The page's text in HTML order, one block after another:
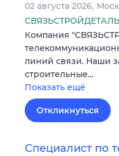
02 августа 2026
Компания
линий связи. Наши
строительные…
Показать ещё
Откликнуться
Специалист по